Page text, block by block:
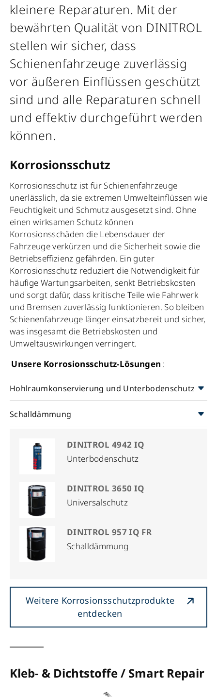
kleinere Reparaturen. Mit der
bewährten Qualität von DINITROL
stellen wir sicher, dass
Schienenfahrzeuge zuverlässig
vor äußeren Einflüssen geschützt
sind und alle Reparaturen schnell
und effektiv durchgeführt werden
können.
Korrosionsschutz
Korrosionsschutz ist für Schienenfahrzeuge
unerlässlich, da sie extremen Umwelteinflüssen wie
Feuchtigkeit und Schmutz ausgesetzt sind. Ohne
einen wirksamen Schutz können
Korrosionsschäden die Lebensdauer der
Fahrzeuge verkürzen und die Sicherheit sowie die
Betriebseffizienz gefährden. Ein guter
Korrosionsschutz reduziert die Notwendigkeit für
häufige Wartungsarbeiten, senkt Betriebskosten
und sorgt dafür, dass kritische Teile wie Fahrwerk
und Bremsen zuverlässig funktionieren. So bleiben
Schienenfahrzeuge länger einsatzbereit und sicher,
was insgesamt die Betriebskosten und
Umweltauswirkungen verringert.
Unsere Korrosionsschutz-Lösungen :
Hohlraumkonservierung und Unterbodenschutz
Schalldämmung
DINITROL 4942 IQ
Unterbodenschutz
DINITROL 3650 IQ
Universalschutz
DINITROL 957 IQ FR
Schalldämmung
Weitere Korrosionsschutzprodukte
entdecken
Kleb- & Dichtstoffe / Smart Repair